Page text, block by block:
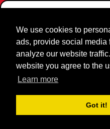
We use cookies to
ads, provide social media
analyze our website
website you agree to the
Learn more
Got it!
Homepage Nieuws en Media
Renners Profiel: